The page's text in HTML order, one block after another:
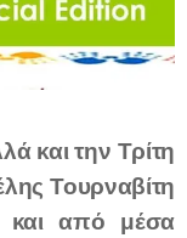
και την Τρίτη
Τουρναβίτη
και από μέσα